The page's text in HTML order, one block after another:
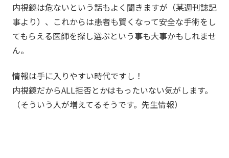
内視鏡は危ないという話もよく聞きますが（某週刊誌記
事より）、これからは患者も賢くなって安全な手術をし
てもらえる医師を探し選ぶという事も大事かもしれませ
ん。
情報は手に入りやすい時代ですし！
内視鏡だからALL拒否とかはもったいない気がします。
（そういう人が増えてるそうです。先生情報）